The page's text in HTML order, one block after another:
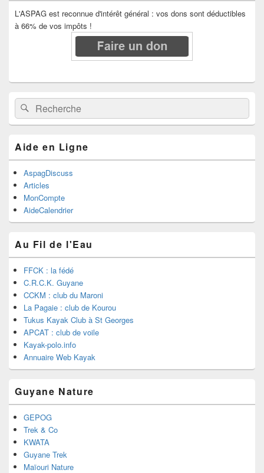
L'ASPAG est reconnue d'intérêt général : vos dons sont déductibles
à 66% de vos impôts !
Recherche :Rechercher
Aide en Ligne
AspagDiscuss
Articles
MonCompte
AideCalendrier
Au Fil de l'Eau
FFCK : la fédé
C.R.C.K. Guyane
CCKM : club du Maroni
La Pagaie : club de Kourou
Tukus Kayak Club à St Georges
APCAT : club de voile
Kayak-polo.info
Annuaire Web Kayak
Guyane Nature
GEPOG
Trek & Co
KWATA
Guyane Trek
Maïouri Nature